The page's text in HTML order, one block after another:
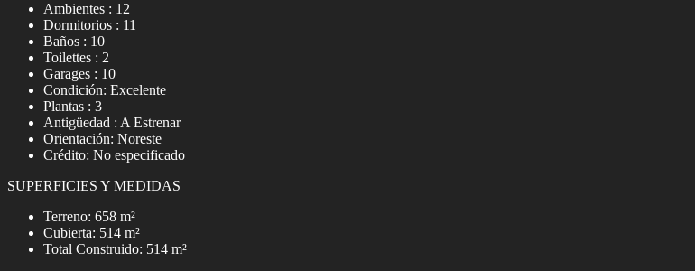
Ambientes : 12
Dormitorios : 11
Baños : 10
Toilettes : 2
Garages : 10
Condición: Excelente
Plantas : 3
Antigüedad : A Estrenar
Orientación: Noreste
Crédito: No especificado
SUPERFICIES Y MEDIDAS
Terreno: 658 m²
Cubierta: 514 m²
Total Construido: 514 m²